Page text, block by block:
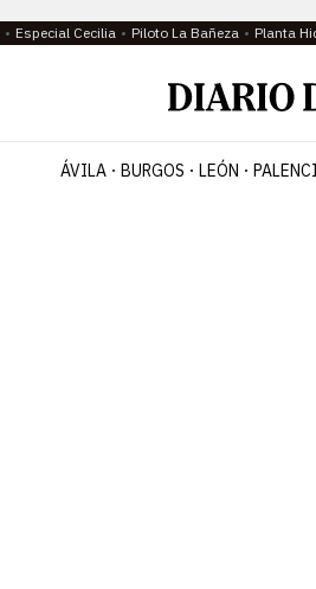
Especial Cecilia Piloto La Bañeza Planta
ÁVILA BURGOS LEÓN